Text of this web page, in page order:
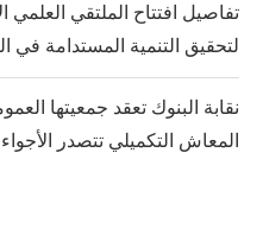
تفاصيل افتتاح الملتقي
لتحقيق التنمية المستدامة في
نقابة البنوك تعقد جمعيتها
المعاش التكميلي تتصدر الأجواء